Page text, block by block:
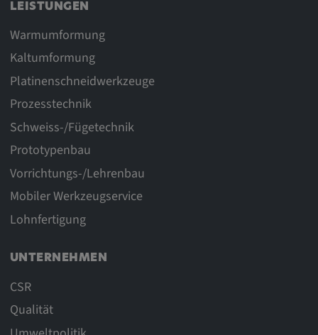
LEISTUNGEN
Warmumformung
Kaltumformung
Platinenschneidwerkzeuge
Prozesstechnik
Schweiss-/Fügetechnik
Prototypenbau
Vorrichtungs-/Lehrenbau
Mobiler Werkzeugservice
Lohnfertigung
UNTERNEHMEN
CSR
Qualität